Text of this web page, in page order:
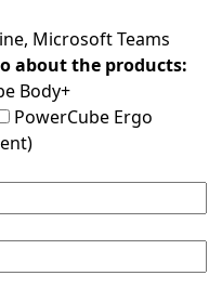
Microsoft Teams
about the products:
Body+
PowerCube Ergo